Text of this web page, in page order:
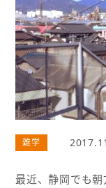
雑学
最近、静岡でも朝